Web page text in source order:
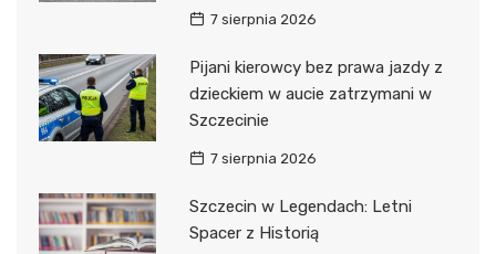
7 sierpnia 2026
Pijani kierowcy bez prawa jazdy z
dzieckiem w aucie zatrzymani w
Szczecinie
7 sierpnia 2026
Szczecin w Legendach: Letni
Spacer z Historią